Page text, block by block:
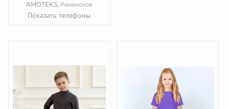
AMOTEKS, Раменское
Показать телефоны